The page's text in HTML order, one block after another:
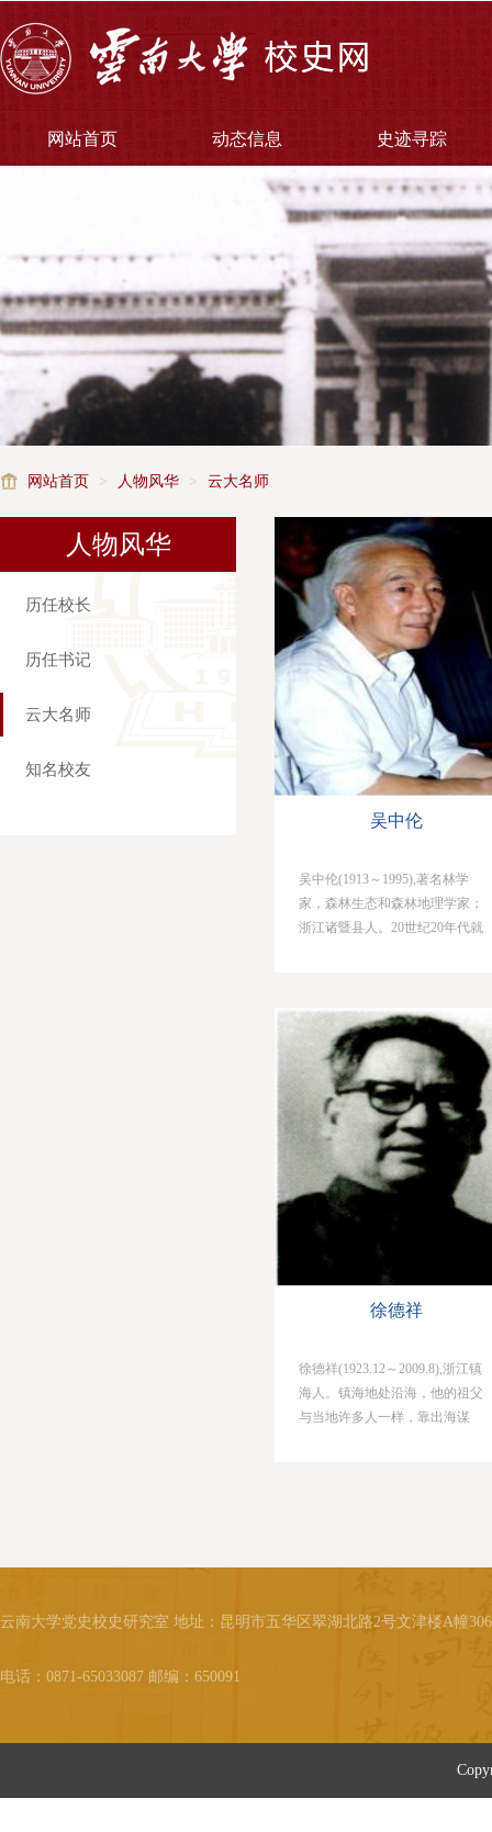
网站首页 动态信息 史迹寻踪
网站首页 > 人物风华 > 云大名师
人物风华
历任校长
历任书记
云大名师
知名校友
吴中伦
吴中伦(1913～1995),著名林学
家，森林生态和森林地理学家；
浙江诸暨县人。20世纪20年代就
大学博士学位。吴出国留学前于
1945年经云南大学农林学院教授
张海秋介绍，担任云南大学植物
学讲师。新中国成立，吴中伦回
国后，于五六十年代曾主持了西
南高山和大兴安岭的森林考察，
领衔制订了《中国林业区划草
案》。他对中国西南部林区和大
兴安岭林区...
徐德祥
徐德祥(1923.12～2009.8),浙江镇
海人。镇海地处沿海，他的祖父
与当地许多人一样，靠出海谋
学不到一年就休学了。病愈后转
云南大学党史校史研究室 地址：昆明市五华区翠湖北路2号文津楼A幢
电话：0871-65033087 邮编：650091